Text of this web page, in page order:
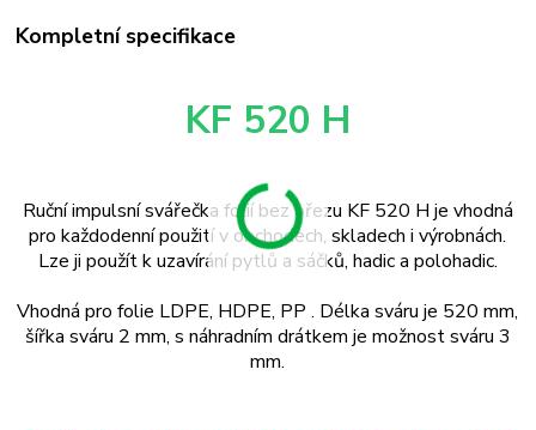
Kompletní specifikace
KF 520 H
Ruční impulsní svářečka folií bez ořezu KF 520 H je vhodná
pro každodenní použití v obchodech, skladech i výrobnách.
Lze ji použít k uzavírání pytlů a sáčků, hadic a polohadic.
Vhodná pro folie LDPE, HDPE, PP . Délka sváru je 520 mm,
šířka sváru 2 mm, s náhradním drátkem je možnost sváru 3
mm.